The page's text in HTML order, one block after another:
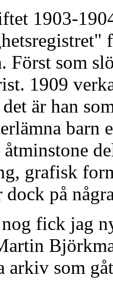
1903-
Först som
1909
är han
barn
åtminstone
grafisk
på
fick jag
arkiv som